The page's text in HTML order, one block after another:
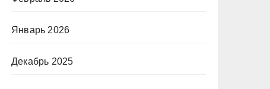
Январь 2026
Декабрь 2025